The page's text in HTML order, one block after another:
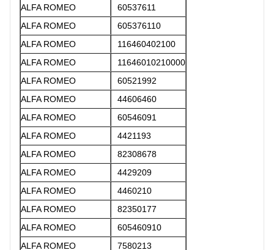
ALFA ROMEO
60537611
ALFA ROMEO
605376110
ALFA ROMEO
116460402100
ALFA ROMEO
11646010210000
ALFA ROMEO
60521992
ALFA ROMEO
44606460
ALFA ROMEO
60546091
ALFA ROMEO
4421193
ALFA ROMEO
82308678
ALFA ROMEO
4429209
ALFA ROMEO
4460210
ALFA ROMEO
82350177
ALFA ROMEO
605460910
ALFA ROMEO
7580213